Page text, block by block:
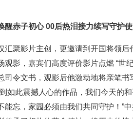
醒赤子初心 00后热泪接力续写守护
汇聚影片主创，更邀请到开国将领
观影，嘉宾们高度评价影片点燃 “世
司令文书，观影后他激动地将亲笔书
如此震撼人心的作品，我们今天的
能忘，家园必须由我们共同守护！”